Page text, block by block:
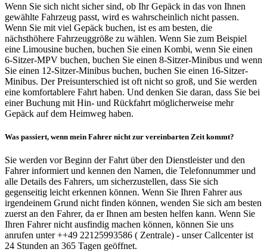
Wenn Sie sich nicht sicher sind, ob Ihr Gepäck in das von Ihnen
gewählte Fahrzeug passt, wird es wahrscheinlich nicht passen.
Wenn Sie mit viel Gepäck buchen, ist es am besten, die
nächsthöhere Fahrzeuggröße zu wählen. Wenn Sie zum Beispiel
eine Limousine buchen, buchen Sie einen Kombi, wenn Sie einen
6-Sitzer-MPV buchen, buchen Sie einen 8-Sitzer-Minibus und wenn
Sie einen 12-Sitzer-Minibus buchen, buchen Sie einen 16-Sitzer-
Minibus. Der Preisunterschied ist oft nicht so groß, und Sie werden
eine komfortablere Fahrt haben. Und denken Sie daran, dass Sie bei
einer Buchung mit Hin- und Rückfahrt möglicherweise mehr
Gepäck auf dem Heimweg haben.
Was passiert, wenn mein Fahrer nicht zur vereinbarten Zeit kommt?
Sie werden vor Beginn der Fahrt über den Dienstleister und den
Fahrer informiert und kennen den Namen, die Telefonnummer und
alle Details des Fahrers, um sicherzustellen, dass Sie sich
gegenseitig leicht erkennen können. Wenn Sie Ihren Fahrer aus
irgendeinem Grund nicht finden können, wenden Sie sich am besten
zuerst an den Fahrer, da er Ihnen am besten helfen kann. Wenn Sie
Ihren Fahrer nicht ausfindig machen können, können Sie uns
anrufen unter ++49 22125993586 ( Zentrale) - unser Callcenter ist
24 Stunden an 365 Tagen geöffnet.